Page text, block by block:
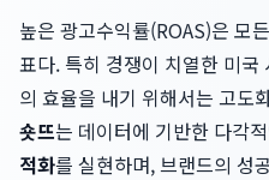
높은 광고수익률(ROAS)은 모
표다. 특히 경쟁이 치열한 미국
의 효율을 내기 위해서는 고도
숏뜨는 데이터에 기반한 다각
적화를 실현하며, 브랜드의 성